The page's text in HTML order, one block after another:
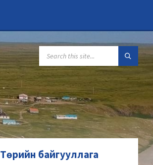
Төрийн байгууллага